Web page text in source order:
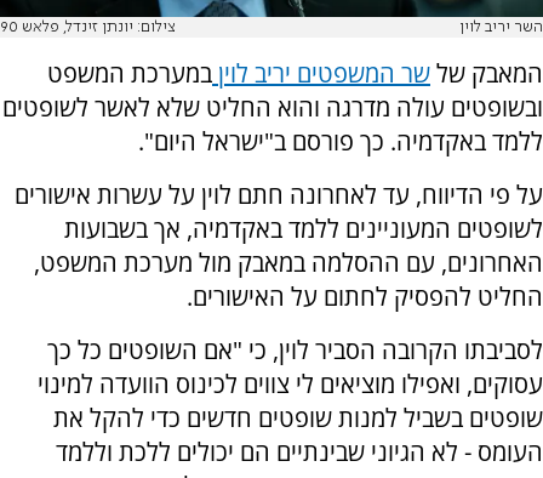
השר יריב לוין צילום: יונתן זינדל, פלאש 90
המאבק שלשר המשפטים יריב לוין במערכת המשפט
ובשופטים עולה מדרגה והוא החליט שלא לאשר לשופטים
ללמד באקדמיה. כך פורסם ב"ישראל היום".
על פי הדיווח, עד לאחרונה חתם לוין על עשרות אישורים
לשופטים המעוניינים ללמד באקדמיה, אך בשבועות
האחרונים, עם ההסלמה במאבק מול מערכת המשפט,
החליט להפסיק לחתום על האישורים.
לסביבתו הקרובה הסביר לוין, כי "אם השופטים כל כך
עסוקים, ואפילו מוציאים לי צווים לכינוס הוועדה למינוי
שופטים בשביל למנות שופטים חדשים כדי להקל את
העומס - לא הגיוני שבינתיים הם יכולים ללכת וללמד